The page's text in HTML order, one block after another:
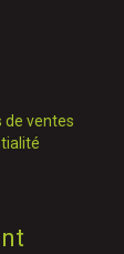
de ventes